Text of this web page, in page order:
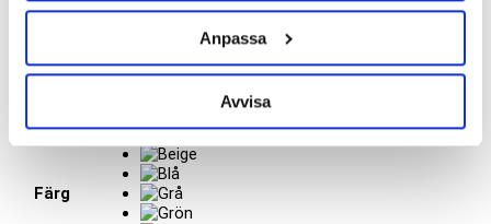
Anpassa
Avvisa
NEW FEET 211-39
1549kr
Stabil och bekväm sandal med hel hälkappa.
Färg